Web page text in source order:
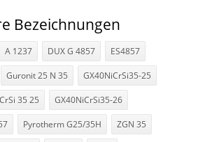
Bezeichnungen
A 1237 DUX G 4857 ES4857
Guronit 25 N 35 GX40NiCrSi35-25
35 25 GX40NiCrSi35-26
Pyrotherm G25/35H ZGN 35